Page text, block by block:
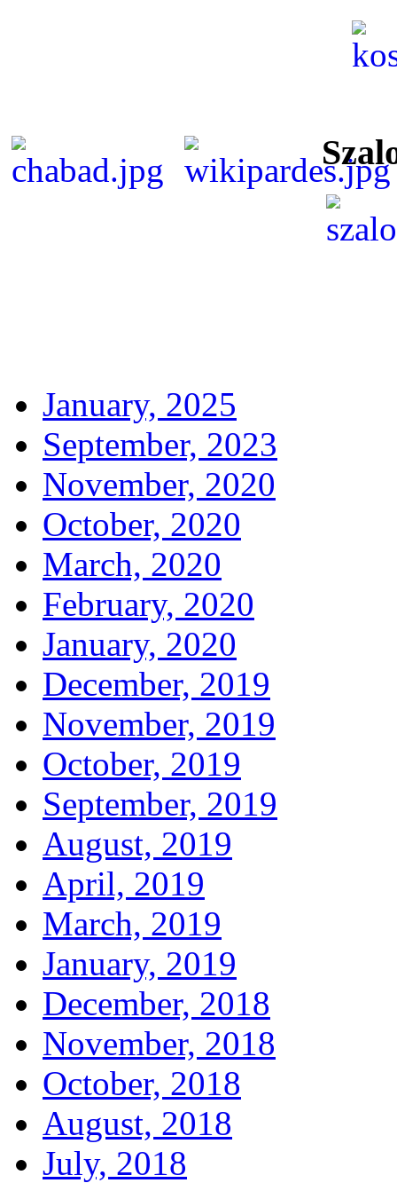
January, 2025
September, 2023
November, 2020
October, 2020
March, 2020
February, 2020
January, 2020
December, 2019
November, 2019
October, 2019
September, 2019
August, 2019
April, 2019
March, 2019
January, 2019
December, 2018
November, 2018
October, 2018
August, 2018
July, 2018